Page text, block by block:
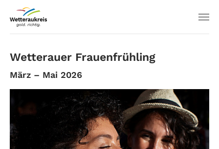
Wetterauer Frauenfrühling
März – Mai 2026